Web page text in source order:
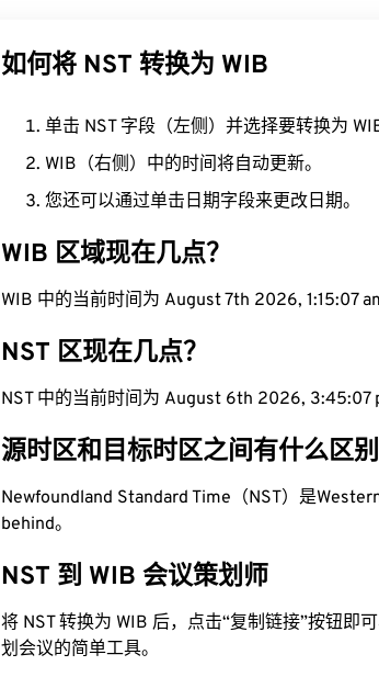
如何将 NST 转换为 WIB
单击 NST 字段（左侧）并选择要转换为
WIB（右侧）中的时间将自动更新。
您还可以通过单击日期字段来更改日期。
WIB 区域现在几点？
WIB 中的当前时间为 August 7th 2026, 1:15:08
NST 区现在几点？
NST 中的当前时间为 August 6th 2026, 3:45:08
源时区和目标时区之间有什么区别
Newfoundland Standard Time（NST）是
behind。
NST 到 WIB 会议策划师
将 NST 转换为 WIB 后，点击“复制链接”按钮即
划会议的简单工具。